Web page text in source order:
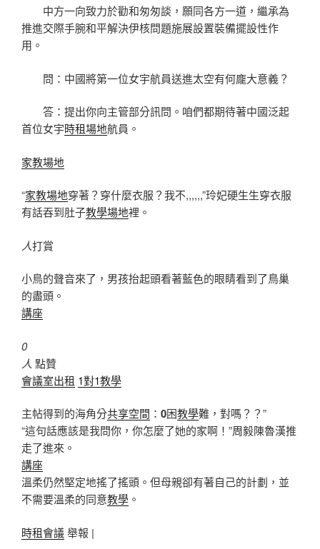
中方一向致力於勸和匆匆談，願同各方一道，繼承為
推進交際手腕和平解決伊核問題施展設置裝備擺設性作
用。
問：中國將第一位女宇航員送進太空有何龐大意義？
答：提出你向主管部分訊問。咱們都期待著中國泛起
首位女宇時租場地航員。
家教場地
“家教場地穿著？穿什麼衣服？我不,,,,,,”玲妃硬生生穿衣服
有話吞到肚子教學場地裡。
人打賞
小鳥的聲音來了，男孩抬起頭看著藍色的眼睛看到了鳥巢
的盡頭。
講座
0
人 點贊
會議室出租 1對1教學
主帖得到的海角分共享空間 ： 0困教學難，對嗎？？”
“這句話應該是我問你，你怎麼了她的家啊！”周毅陳魯漢推
走了進來。
講座
溫柔仍然堅定地搖了搖頭。但母親卻有著自己的計劃，並
不需要溫柔的同意教學 。
時租會議舉報 |